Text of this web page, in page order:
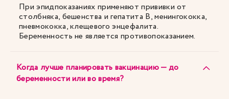
При эпидпоказаниях применяют прививки от
столбняка, бешенства и гепатита B, менингококка,
пневмококка, клещевого энцефалита.
Беременность не является противопоказанием.
Когда лучше планировать вакцинацию — до
беременности или во время?